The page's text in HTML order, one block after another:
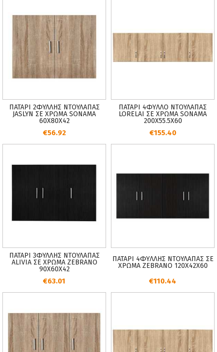
ΠΑΤΑΡΙ 2ΦΥΛΛΗΣ ΝΤΟΥΛΑΠΑΣ
JASLYN ΣΕ ΧΡΩΜΑ SONAMA
60Χ80Χ42
€56.92
ΠΑΤΑΡΙ 4ΦYΛΛO ΝΤΟΥΛΑΠΑΣ
LORELAI ΣΕ ΧΡΩΜΑ SONAMA
200Χ55.5Χ60
€155.40
ΠΑΤΑΡΙ 3ΦΥΛΛΗΣ ΝΤΟΥΛΑΠΑΣ
ALIVIA ΣΕ ΧΡΩΜΑ ZEBRANO
90Χ60Χ42
€63.01
ΠΑΤΑΡΙ 4ΦYΛΛΗΣ ΝΤΟΥΛΑΠΑΣ ΣΕ
ΧΡΩΜΑ ZEBRANO 120Χ42Χ60
€110.44